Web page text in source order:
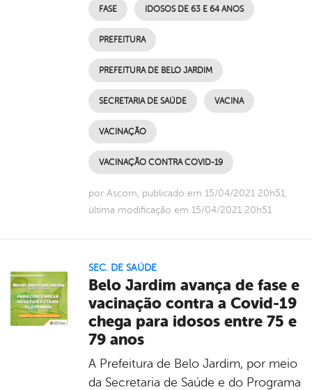
FASE IDOSOS DE 63 E 64 ANOS
PREFEITURA
PREFEITURA DE BELO JARDIM
SECRETARIA DE SAÚDE VACINA
VACINAÇÃO
VACINAÇÃO CONTRA COVID-19
por Ascom, publicado em 15/04/2021 20h51,
última modificação em 15/04/2021 20h51
SEC. DE SAÚDE
Belo Jardim avança de fase e
vacinação contra a Covid-19
chega para idosos entre 75 e
79 anos
A Prefeitura de Belo Jardim, por meio
da Secretaria de Saúde e do Programa